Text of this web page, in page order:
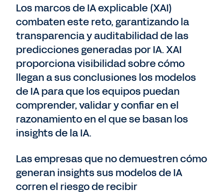
Los marcos de IA explicable (XAI)
combaten este reto, garantizando la
transparencia y auditabilidad de las
predicciones generadas por IA. XAI
proporciona visibilidad sobre cómo
llegan a sus conclusiones los modelos
de IA para que los equipos puedan
comprender, validar y confiar en el
razonamiento en el que se basan los
insights de la IA.
Las empresas que no demuestren cómo
generan insights sus modelos de IA
corren el riesgo de recibir